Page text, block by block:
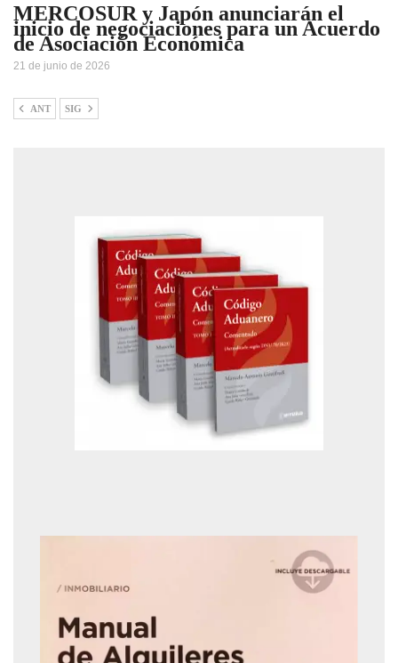
MERCOSUR y Japón anunciarán el
inicio de negociaciones para un Acuerdo
de Asociación Económica
21 de junio de 2026
ANT SIG